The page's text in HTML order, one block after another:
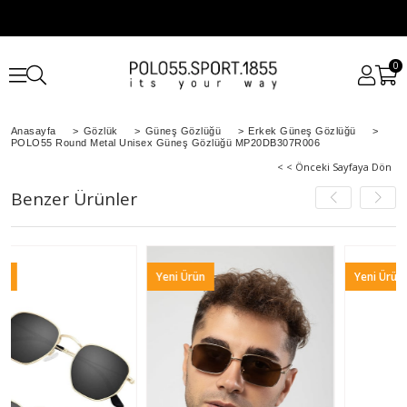
0
Anasayfa > Gözlük > Güneş Gözlüğü > Erkek Güneş Gözlüğü
>
POLO55 Round Metal Unisex Güneş Gözlüğü MP20DB307R006
< < Önceki Sayfaya Dön
Benzer Ürünler
Yeni Ürün Yeni Ürün